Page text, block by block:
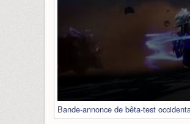
Bande-annonce de bêta-test